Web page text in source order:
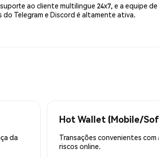
ao cliente multilingue 24x7, e a equipe
do Telegram e Discord é altamente ativa.
da
Hot Wallet (Mobile/
Transações convenientes
riscos online.